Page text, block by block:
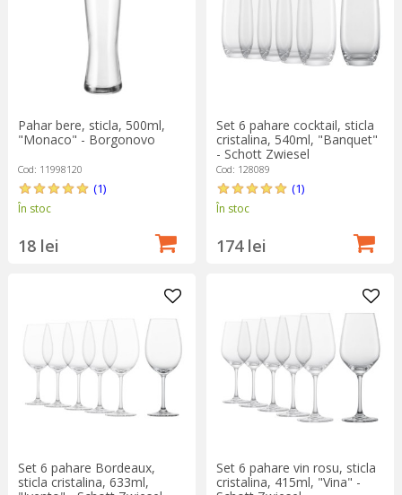
Pahar bere, sticla, 500ml,
"Monaco" - Borgonovo
Cod: 11998120
(1)
În stoc
18 lei
Set 6 pahare cocktail, sticla
cristalina, 540ml, "Banquet"
- Schott Zwiesel
Cod: 128089
(1)
În stoc
174 lei
Set 6 pahare Bordeaux,
sticla cristalina, 633ml,
Set 6 pahare vin rosu, sticla
cristalina, 415ml, "Vina" -